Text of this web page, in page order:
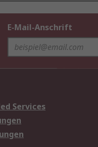
E-Mail-Anschrift
Services